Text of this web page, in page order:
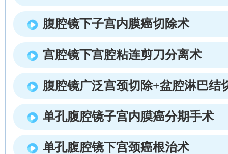
腹腔镜下子宫内膜癌切除术
宫腔镜下宫腔粘连剪刀分离术
腹腔镜广泛宫颈切除+盆腔淋巴结
单孔腹腔镜子宫内膜癌分期手术
单孔腹腔镜下宫颈癌根治术